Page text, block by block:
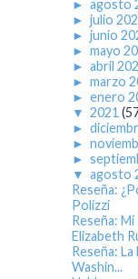
► agosto
► julio
► junio
► mayo
► abril
► marzo
► enero
▼ 2021
►
►
►
▼ agosto
Reseña:
Polizzi
Reseña:
Elizabeth
Reseña:
Washin...